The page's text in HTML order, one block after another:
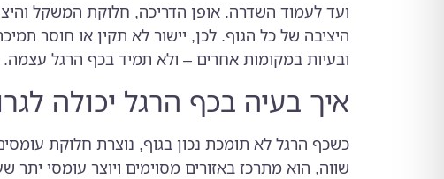
ועד לעמוד השדרה. אופן הדריכה, חלוקת המשקל
היציבה של כל הגוף. לכן, יישור לא תקין או חוסר
ובעיות במקומות אחרים – ולא תמיד בכף הרגל עצמה.
איך בעיה בכף הרגל יכולה
כשכף הרגל לא תומכת נכון בגוף, נוצרת חלוקת
שווה, הוא מתרכז באזורים מסוימים ויוצר עומסי